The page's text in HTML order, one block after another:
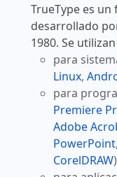
TrueType es
desarrollado
1980. Se
para
Linux,
para
Premiere
Adobe
PowerPoint,
CorelDRAW